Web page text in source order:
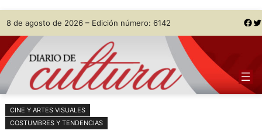
Saltar
al
contenido
Skip
to
content
8 de agosto de 2026 – Edición número: 6142 Facebook Twitter
CINE Y ARTES VISUALES
COSTUMBRES Y TENDENCIAS